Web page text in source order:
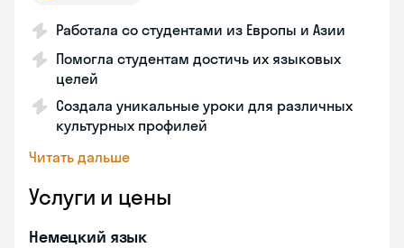
Работала со студентами из Европы и Азии
Помогла студентам достичь их языковых
целей
Создала уникальные уроки для различных
культурных профилей
Читать дальше
Услуги и цены
Немецкий язык